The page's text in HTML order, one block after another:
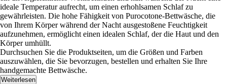
ideale Temperatur aufrecht, um einen erhohlsamen Schlaf zu
gewährleisten. Die hohe Fähigkeit von Purocotone-Bettwäsche, die
von Ihrem Körper während der Nacht ausgestoßene Feuchtigkeit
aufzunehmen, ermöglicht einen idealen Schlaf, der die Haut und den
Körper umhüllt.
Durchsuchen Sie die Produktseiten, um die Größen und Farben
auszuwählen, die Sie bevorzugen, bestellen und erhalten Sie Ihre
handgemachte Bettwäsche.
Weiterlesen